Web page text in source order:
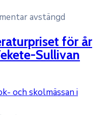
avstängd
för år
Sullivan